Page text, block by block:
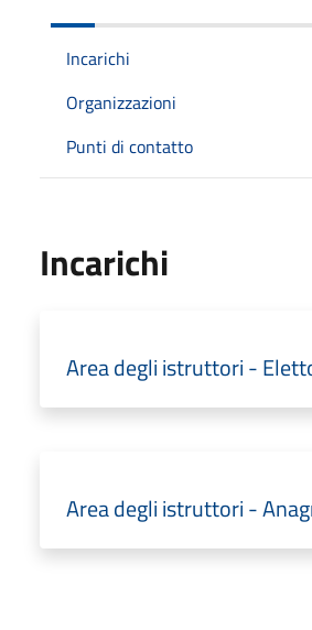
Incarichi
Organizzazioni
Punti di contatto
Incarichi
Area degli istruttori -
Area degli istruttori -